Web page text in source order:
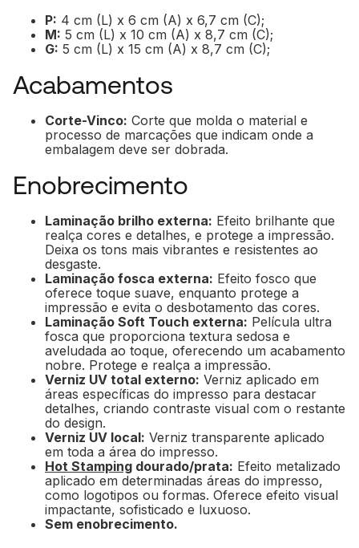
P: 4 cm (L) x 6 cm (A) x 6,7 cm (C);
M: 5 cm (L) x 10 cm (A) x 8,7 cm (C);
G: 5 cm (L) x 15 cm (A) x 8,7 cm (C);
Acabamentos
Corte-Vinco: Corte que molda o material e
processo de marcações que indicam onde a
embalagem deve ser dobrada.
Enobrecimento
Laminação brilho externa: Efeito brilhante que
realça cores e detalhes, e protege a impressão.
Deixa os tons mais vibrantes e resistentes ao
desgaste.
Laminação fosca externa: Efeito fosco que
oferece toque suave, enquanto protege a
impressão e evita o desbotamento das cores.
Laminação Soft Touch externa: Película ultra
fosca que proporciona textura sedosa e
aveludada ao toque, oferecendo um acabamento
nobre. Protege e realça a impressão.
Verniz UV total externo: Verniz aplicado em
áreas específicas do impresso para destacar
detalhes, criando contraste visual com o restante
do design.
Verniz UV local: Verniz transparente aplicado
em toda a área do impresso.
Hot Stamping dourado/prata: Efeito metalizado
aplicado em determinadas áreas do impresso,
como logotipos ou formas. Oferece efeito visual
impactante, sofisticado e luxuoso.
Sem enobrecimento.